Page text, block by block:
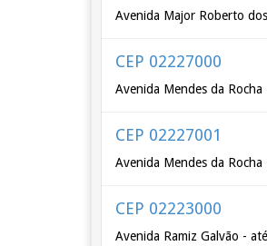
Avenida Major Roberto
CEP 02227000
Avenida Mendes da
CEP 02227001
Avenida Mendes da
CEP 02223000
Avenida Ramiz Galvão -